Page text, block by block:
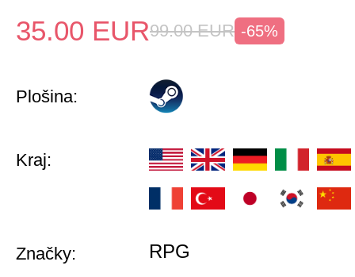
35.00 EUR99.00 EUR -65%
Plošina:
Kraj:
Značky: RPG